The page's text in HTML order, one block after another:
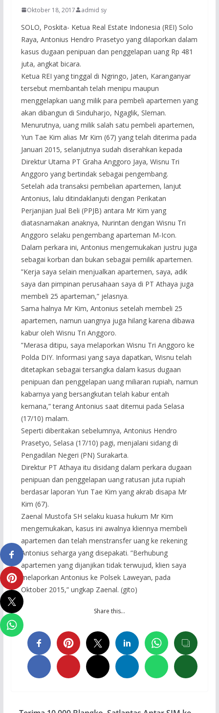
Oktober 18, 2017 admid sy
SOLO, Poskita- Ketua Real Estate Indonesia (REI) Solo
Raya, Antonius Hendro Prasetyo yang dilaporkan dalam
kasus dugaan penipuan dan penggelapan uang Rp 481
juta, angkat bicara.
Ketua REI yang tinggal di Ngringo, Jaten, Karanganyar
tersebut membantah telah menipu maupun
menggelapkan uang milik para pembeli apartemen yang
akan dibangun di Sinduharjo, Ngaglik, Sleman.
Menurutnya, uang milik salah satu pembeli apartemen,
Yun Tae Kim alias Mr Kim (67) yang telah diterima pada
Januari 2015, selanjutnya sudah diserahkan kepada
Direktur Utama PT Graha Anggoro Jaya, Wisnu Tri
Anggoro yang bertindak sebagai pengembang.
Setelah ada transaksi pembelian apartemen, lanjut
Antonius, lalu ditindaklanjuti dengan Perikatan
Perjanjian Jual Beli (PPJB) antara Mr Kim yang
diatasnamakan anaknya, Nurintan dengan Wisnu Tri
Anggoro selaku pengembang aparteman M-Icon.
Dalam perkara ini, Antonius mengemukakan justru juga
sebagai korban dan bukan sebagai pemilik apartemen.
”Kerja saya selain menjualkan apartemen, saya, adik
saya dan pimpinan perusahaan saya di PT Athaya juga
membeli 25 aparteman,” jelasnya.
Sama halnya Mr Kim, Antonius setelah membeli 25
apartemen, namun uangnya juga hilang karena dibawa
kabur oleh Wisnu Tri Anggoro.
”Merasa ditipu, saya melaporkan Wisnu Tri Anggoro ke
Polda DIY. Informasi yang saya dapatkan, Wisnu telah
ditetapkan sebagai tersangka dalam kasus dugaan
penipuan dan penggelapan uang miliaran rupiah, namun
kabarnya yang bersangkutan telah kabur entah
kemana,” terang Antonius saat ditemui pada Selasa
(17/10) malam.
Seperti diberitakan sebelumnya, Antonius Hendro
Prasetyo, Selasa (17/10) pagi, menjalani sidang di
Pengadilan Negeri (PN) Surakarta.
Direktur PT Athaya itu disidang dalam perkara dugaan
penipuan dan penggelapan uang ratusan juta rupiah
berdasar laporan Yun Tae Kim yang akrab disapa Mr
Kim (67).
Zaenal Mustofa SH selaku kuasa hukum Mr Kim
mengemukakan, kasus ini awalnya kliennya membeli
apartemen dan telah menstransfer uang ke rekening
Antonius seharga yang disepakati. ”Berhubung
apartemen yang dijanjikan tidak terwujud, klien saya
melaporkan Antonius ke Polsek Laweyan, pada
Oktober 2015,” ungkap Zaenal. (gito)
Share this…